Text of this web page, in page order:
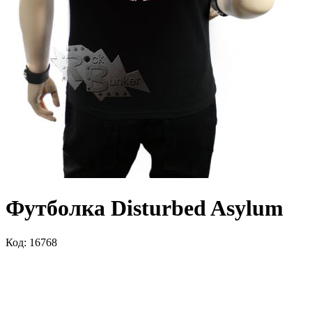
Футболка Disturbed Asylum
Код: 16768